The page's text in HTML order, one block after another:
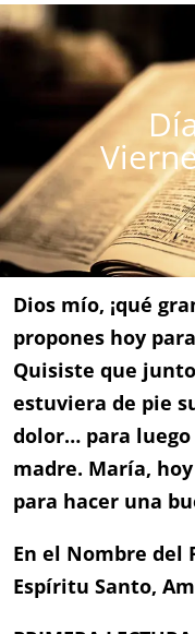
Dios mío, ¡qué
propones hoy
Quisiste que
estuviera de pie
dolor… para
madre. María,
para hacer una
En el Nombre del
Espíritu Santo,